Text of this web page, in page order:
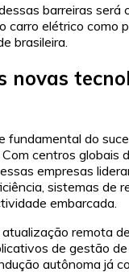
barreiras será
carro elétrico como
brasileira.
novas
fundamental do
centros globais
empresas
sistemas de
embarcada.
remota
de gestão
autônoma já